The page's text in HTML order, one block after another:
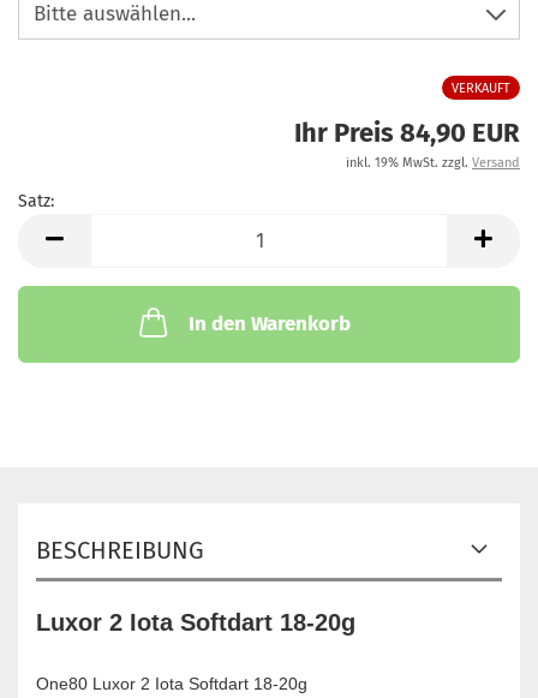
VERKAUFT
Ihr Preis 84,90 EUR
inkl. 19% MwSt. zzgl. Versand
Satz:
In den Warenkorb
BESCHREIBUNG
Luxor 2 Iota Softdart 18-20g
One80 Luxor 2 Iota Softdart 18-20g